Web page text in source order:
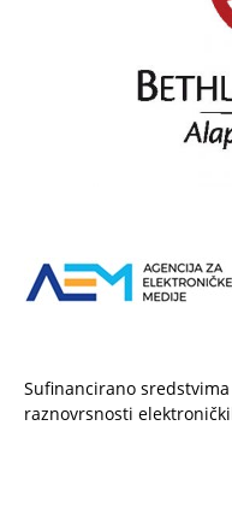
Sufinancirano
raznovrsnosti